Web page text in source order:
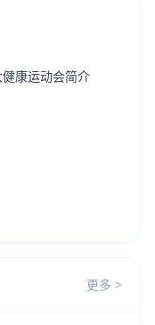
康运动会简介
更多 >